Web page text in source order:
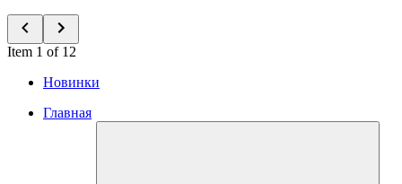
Item 1 of 12
Новинки
Главная